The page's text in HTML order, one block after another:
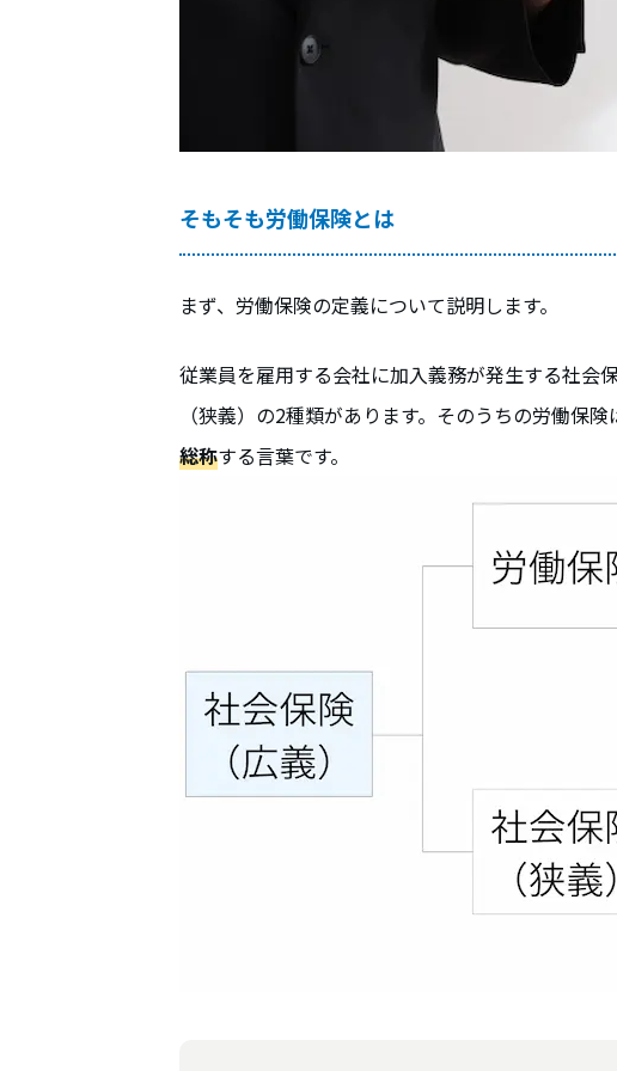
そもそも労働保険とは
まず、労働保険の定義について説明します。
従業員を雇用する会社に加入義務が発生する社会
（狭義）の2種類があります。そのうちの労働保険
総称する言葉です。